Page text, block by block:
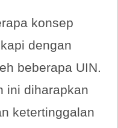
konsep
dengan
beberapa UIN.
ini diharapkan
ketertinggalan